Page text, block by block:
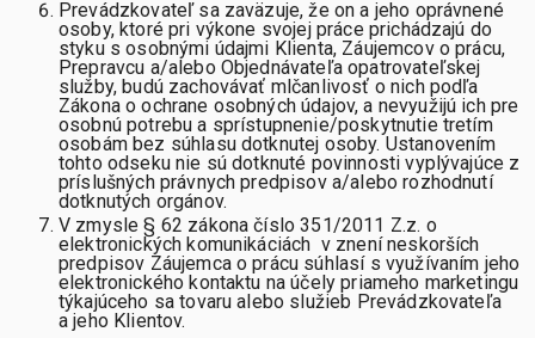
Prevádzkovateľ sa zaväzuje, že on a jeho oprávnené
osoby, ktoré pri výkone svojej práce prichádzajú do
styku s osobnými údajmi Klienta, Záujemcov o prácu,
Prepravcu a/alebo Objednávateľa opatrovateľskej
služby, budú zachovávať mlčanlivosť o nich podľa
Zákona o ochrane osobných údajov, a nevyužijú ich pre
osobnú potrebu a sprístupnenie/poskytnutie tretím
osobám bez súhlasu dotknutej osoby. Ustanovením
tohto odseku nie sú dotknuté povinnosti vyplývajúce z
príslušných právnych predpisov a/alebo rozhodnutí
dotknutých orgánov.
V zmysle § 62 zákona číslo 351/2011 Z.z. o
elektronických komunikáciách v znení neskorších
predpisov Záujemca o prácu súhlasí s využívaním jeho
elektronického kontaktu na účely priameho marketingu
týkajúceho sa tovaru alebo služieb Prevádzkovateľa
a jeho Klientov.